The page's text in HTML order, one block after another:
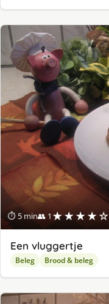
⏱ 5 min👥 1 ★★★★☆
Een vluggertje
Beleg Brood & beleg